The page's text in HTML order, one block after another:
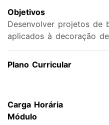
Objetivos
Desenvolver projetos de
aplicados à decoração
Plano Curricular
Carga Horária
Módulo